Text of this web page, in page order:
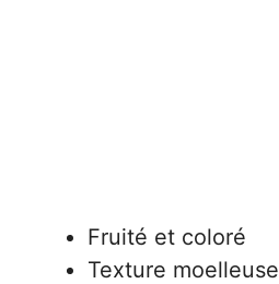
Fruité et coloré
Texture moelleuse